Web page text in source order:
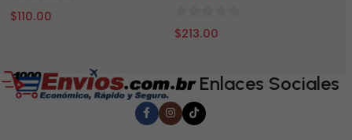
0
$110.00
0
$213.00
Enlaces Sociales